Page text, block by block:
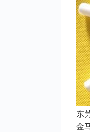
东
金